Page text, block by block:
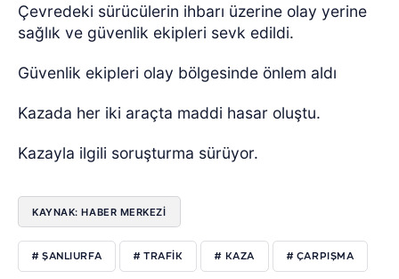
Çevredeki sürücülerin ihbarı üzerine olay yerine
sağlık ve güvenlik ekipleri sevk edildi.
Güvenlik ekipleri olay bölgesinde önlem aldı
Kazada her iki araçta maddi hasar oluştu.
Kazayla ilgili soruşturma sürüyor.
KAYNAK: HABER MERKEZİ
# ŞANLIURFA # TRAFİK # KAZA # ÇARPIŞMA